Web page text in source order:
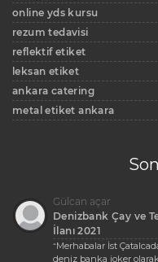
online yds kursu
rezum tedavisi
reflektif etiket
leksan etiket
ankara catering
metal etiket ankara
Gülcan açar
Denizbank Çay ve
İlanı 2021
“Merhabalar İst
deniz banka joker